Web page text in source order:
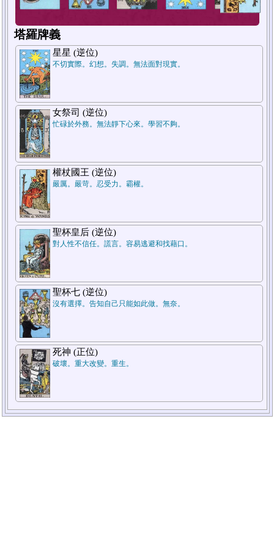
1
補牌 2
補牌 3
補牌
塔羅牌義
星星 (逆位)
不切實際。幻想。失調。無法面對現實。
女祭司 (逆位)
忙碌於外務。無法靜下心來。學習不夠。
權杖國王 (逆位)
嚴厲。嚴苛。忍受力。霸權。
聖杯皇后 (逆位)
對人性不信任。謊言。容易逃避和找藉口。
聖杯七 (逆位)
沒有選擇。告知自己只能如此做。無奈。
死神 (正位)
破壞。重大改變。重生。